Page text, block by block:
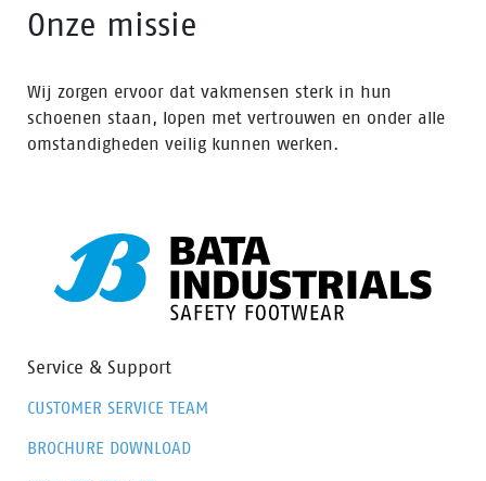
Onze missie
Wij zorgen ervoor dat vakmensen sterk in hun
schoenen staan, lopen met vertrouwen en onder alle
omstandigheden veilig kunnen werken.
Service & Support
CUSTOMER SERVICE TEAM
BROCHURE DOWNLOAD